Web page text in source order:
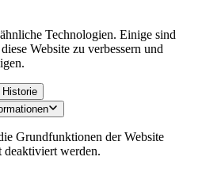
Technologien. Einige sind
Website zu verbessern und
Historie
Grundfunktionen der Website
werden.